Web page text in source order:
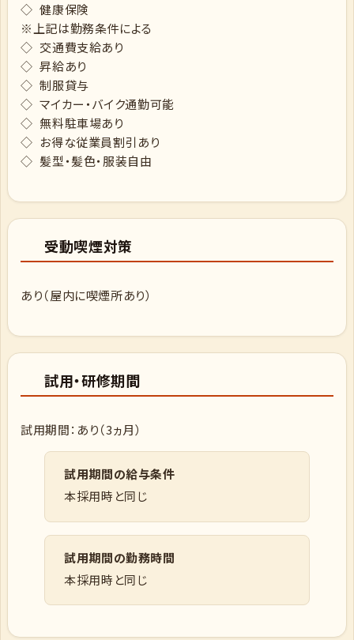
◇ 健康保険
※上記は勤務条件による
◇ 交通費支給あり
◇ 昇給あり
◇ 制服貸与
◇ マイカー・バイク通勤可能
◇ 無料駐車場あり
◇ お得な従業員割引あり
◇ 髪型・髪色・服装自由
受動喫煙対策
あり（屋内に喫煙所あり）
試用・研修期間
試用期間：あり（3ヵ月）
試用期間の給与条件
本採用時と同じ
試用期間の勤務時間
本採用時と同じ